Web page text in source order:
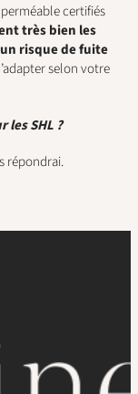
certifiés
très bien les
risque de fuite
selon votre
les SHL ?
répondrai.